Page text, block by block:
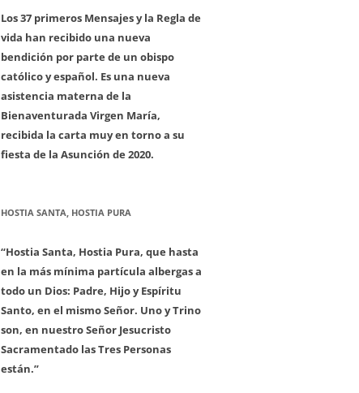
Los 37 primeros Mensajes y la Regla de
vida han recibido una nueva
bendición por parte de un obispo
católico y español. Es una nueva
asistencia materna de la
Bienaventurada Virgen María,
recibida la carta muy en torno a su
fiesta de la Asunción de 2020.
HOSTIA SANTA, HOSTIA PURA
“Hostia Santa, Hostia Pura, que hasta
en la más mínima partícula albergas a
todo un Dios: Padre, Hijo y Espíritu
Santo, en el mismo Señor. Uno y Trino
son, en nuestro Señor Jesucristo
Sacramentado las Tres Personas
están.”